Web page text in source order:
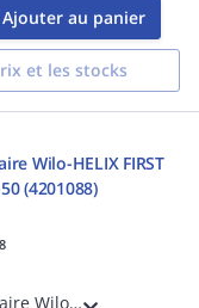
Ajouter au panier
et les stocks
Wilo-HELIX FIRST
(4201088)
Pompe multicellulaire Wilo-HELIX HELIX FIRST V407-5/16/E/S/400-50 verticale à haut rendement, non auto-amorçante, avec raccords en ligne. (4201088)